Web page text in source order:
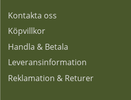
Kontakta oss
Köpvillkor
Handla & Betala
Leveransinformation
Reklamation & Returer